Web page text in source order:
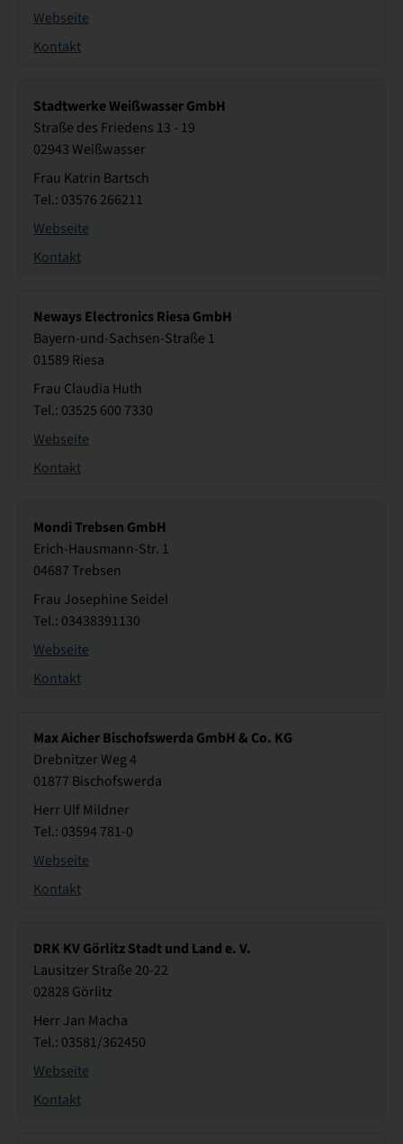
Webseite
Kontakt
Stadtwerke Weißwasser GmbH
Straße des Friedens 13 - 19
02943 Weißwasser
Frau Katrin Bartsch
Tel.: 03576 266211
Webseite
Kontakt
Neways Electronics Riesa GmbH
Bayern-und-Sachsen-Straße 1
01589 Riesa
Frau Claudia Huth
Tel.: 03525 600 7330
Webseite
Kontakt
Mondi Trebsen GmbH
Erich-Hausmann-Str. 1
04687 Trebsen
Frau Josephine Seidel
Tel.: 03438391130
Webseite
Kontakt
Max Aicher Bischofswerda GmbH & Co. KG
Drebnitzer Weg 4
01877 Bischofswerda
Herr Ulf Mildner
Tel.: 03594 781-0
Webseite
Kontakt
DRK KV Görlitz Stadt und Land e. V.
Lausitzer Straße 20-22
02828 Görlitz
Herr Jan Macha
Tel.: 03581/362450
Webseite
Kontakt